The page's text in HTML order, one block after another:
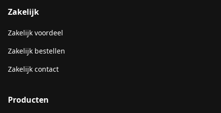
Zakelijk
Zakelijk voordeel
Zakelijk bestellen
Zakelijk contact
Producten